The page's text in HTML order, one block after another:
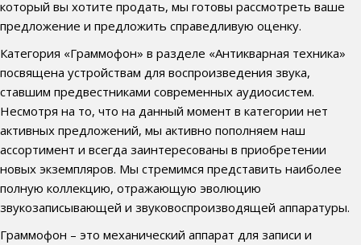
который вы хотите продать, мы готовы рассмотреть ваше
предложение и предложить справедливую оценку.
Категория «Граммофон» в разделе «Антикварная техника»
посвящена устройствам для воспроизведения звука,
ставшим предвестниками современных аудиосистем.
Несмотря на то, что на данный момент в категории нет
активных предложений, мы активно пополняем наш
ассортимент и всегда заинтересованы в приобретении
новых экземпляров. Мы стремимся представить наиболее
полную коллекцию, отражающую эволюцию
звукозаписывающей и звуковоспроизводящей аппаратуры.
Граммофон – это механический аппарат для записи и